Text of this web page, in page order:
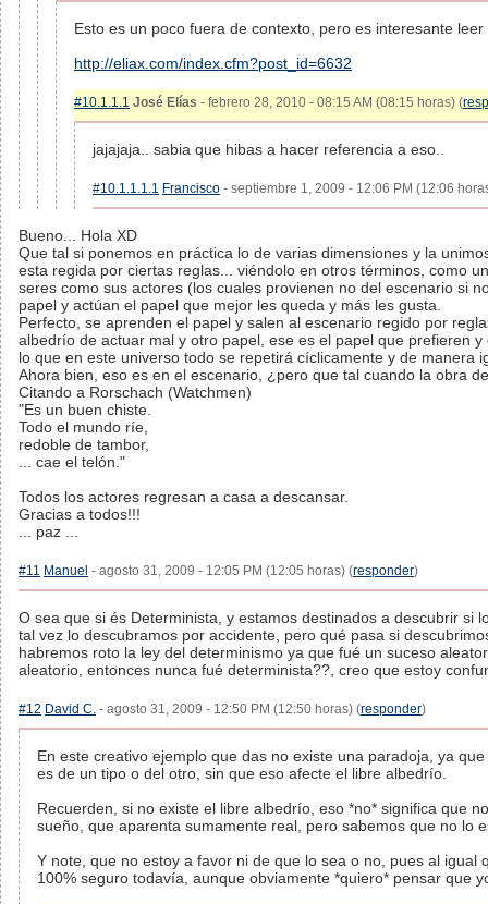
Esto es un poco fuera de contexto, pero es interesante leer
http://eliax.com/index.cfm?post_id=6632
#10.1.1.1 José Elías - febrero 28, 2010 - 08:15 AM (08:15 horas) (
jajajaja.. sabia que hibas a hacer referencia a eso..
#10.1.1.1.1 Francisco - septiembre 1, 2009 - 12:06 PM (12:06
Bueno... Hola XD
Que tal si ponemos en práctica lo de varias dimensiones y la
esta regida por ciertas reglas... viéndolo en otros términos, como
seres como sus actores (los cuales provienen no del escenario si
papel y actúan el papel que mejor les queda y más les gusta.
Perfecto, se aprenden el papel y salen al escenario regido por
albedrío de actuar mal y otro papel, ese es el papel que prefieren
lo que en este universo todo se repetirá cíclicamente y de manera
Ahora bien, eso es en el escenario, ¿pero que tal cuando la obra
Citando a Rorschach (Watchmen)
"Es un buen chiste.
Todo el mundo ríe,
redoble de tambor,
... cae el telón."
Todos los actores regresan a casa a descansar.
Gracias a todos!!!
... paz ...
#11 Manuel - agosto 31, 2009 - 12:05 PM (12:05 horas) (responder)
O sea que si és Determinista, y estamos destinados a descubrir si
tal vez lo descubramos por accidente, pero qué pasa si
habremos roto la ley del determinismo ya que fué un suceso
aleatorio, entonces nunca fué determinista??, creo que estoy
#12 David C. - agosto 31, 2009 - 12:50 PM (12:50 horas) (responder)
En este creativo ejemplo que das no existe una paradoja, ya
es de un tipo o del otro, sin que eso afecte el libre albedrío.
Recuerden, si no existe el libre albedrío, eso *no* significa que
sueño, que aparenta sumamente real, pero sabemos que no lo
Y note, que no estoy a favor ni de que lo sea o no, pues al
100% seguro todavía, aunque obviamente *quiero* pensar que